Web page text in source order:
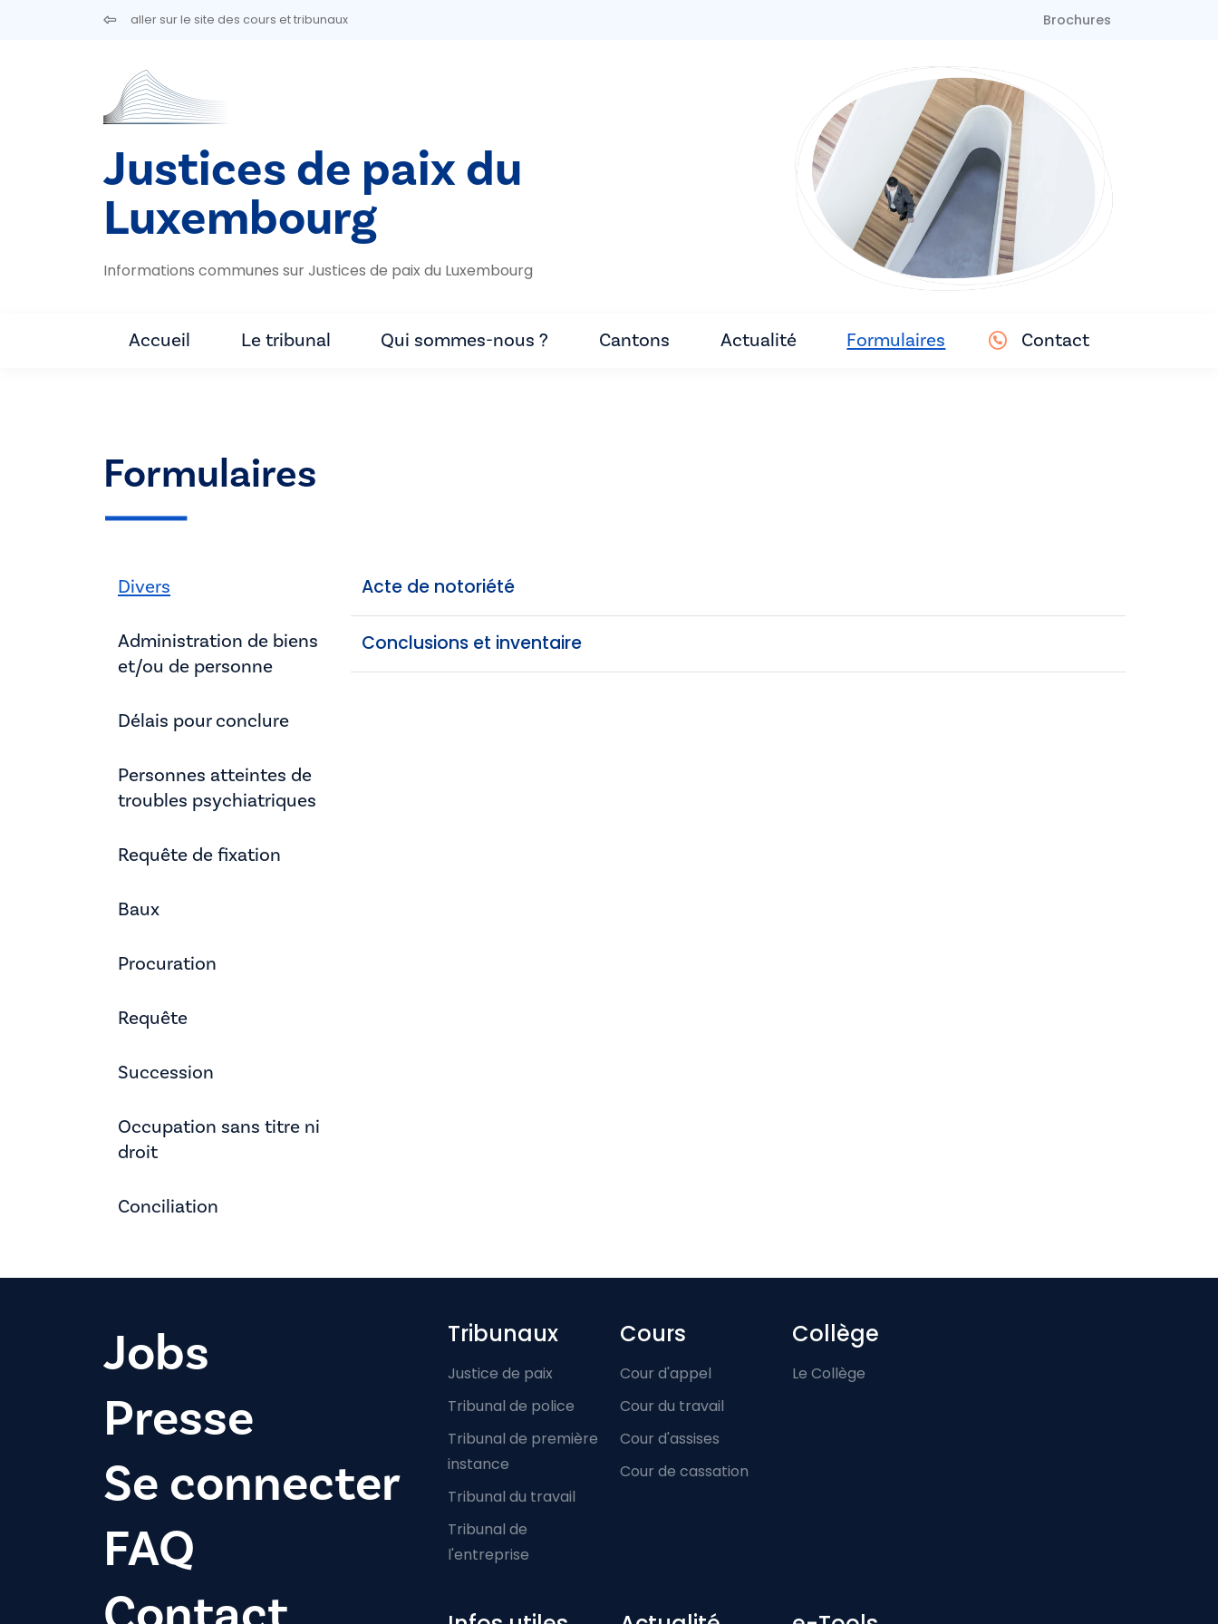
Aller au contenu principalaller sur le site des cours et tribunaux Brochures
Justices de paix du
Luxembourg
Informations communes sur Justices de paix du Luxembourg
Accueil Le tribunal Qui sommes-nous ? Cantons Actualité Formulaires Contact
Formulaires
Divers
Administration de biens
et/ou de personne
Délais pour conclure
Personnes atteintes de
troubles psychiatriques
Requête de fixation
Baux
Procuration
Requête
Succession
Occupation sans titre ni
droit
Conciliation
Acte de notoriété
Conclusions et inventaire
Jobs
Presse
Se connecter
FAQ
Footer-menu
Tribunaux
Justice de paix
Tribunal de police
Tribunal de première
instance
Tribunal du travail
Tribunal de
l'entreprise
Cours
Cour d'appel
Cour du travail
Cour d'assises
Cour de cassation
Collège
Le Collège